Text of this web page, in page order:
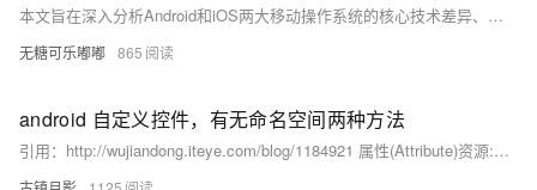
本文旨在深入分析Android和iOS两大移动操作系统的核心技术差异、用户体验以及各自的市场表现，进一步探讨它们在未来技术革新中可能的发展方向。通过对比两者的开放性、安全性、生态系统等方面，本文揭示了两大系统在移动设备市场中的竞争态势和潜在变革。
无糖可乐嘟嘟 865
android 自定义控件，有无命名空间两种方法
引用：http://wujiandong.iteye.com/blog/1184921 属性(Attribute)资源:属于整个Android应用资源的一部分.其实就是网上一堆介绍怎么给自定义View添加自己的属性文章里的attrs文件,此文件位于../res/values/目录下 当别人通过XML文件配置的方式来创建你开发的自定义组件,并且还能动态设置你自定义组件的属性时，这时候你就需要给你自己自定义的组件配上一个XML属性资源文件来完成这项工作了. 其实也可以不配上一个XML属性资源文件,也能完成如上的功能,这样你的自定义组件显得更干脆一点，一个自定义组件就是一个类文件，不拖泥带水的。